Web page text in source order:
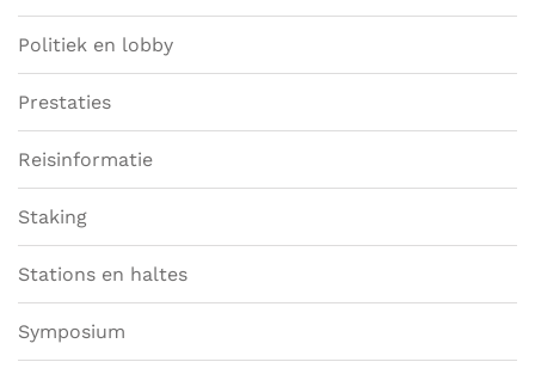
Politiek en lobby
Prestaties
Reisinformatie
Staking
Stations en haltes
Symposium